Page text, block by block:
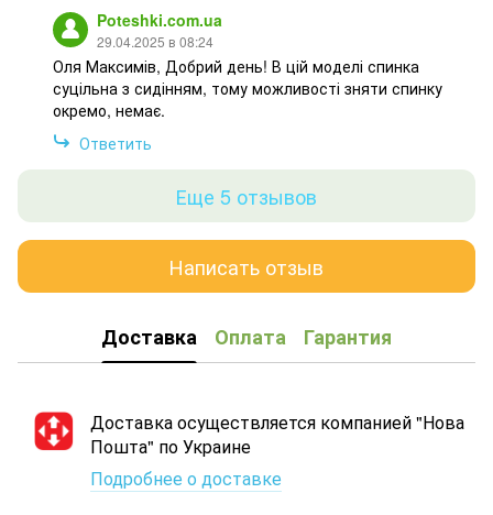
Poteshki.com.ua
29.04.2025 в 08:24
Оля Максимів, Добрий день! В цій моделі спинка
суцільна з сидінням, тому можливості зняти спинку
окремо, немає.
Ответить
Еще 5 отзывов
Написать отзыв
Доставка Оплата Гарантия
Доставка осуществляется компанией "Нова
Пошта" по Украине
Подробнее о доставке